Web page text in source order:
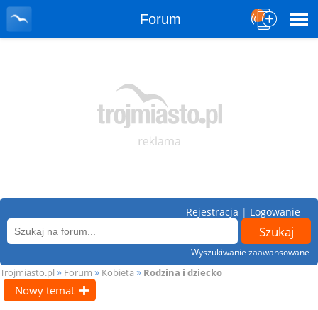
Forum
Wyszukiwanie zaawansowane
Rejestracja | Logowanie
Trojmiasto.pl » Forum » Kobieta » Rodzina i dziecko
Nowy temat